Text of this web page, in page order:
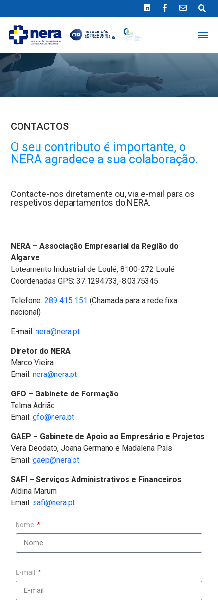
CONTACTOS
O seu contributo é importante, o
NERA agradece a sua colaboração.
Contacte-nos diretamente ou, via e-mail para os
respetivos departamentos do NERA.
NERA – Associação Empresarial da Região do
Algarve
Loteamento Industrial de Loulé, 8100-272 Loulé
Coordenadas GPS: 37.1294733,-8.0375345
Telefone: 289 415 151 (Chamada para a rede fixa
nacional)
E-mail: nera@nera.pt
Diretor do NERA
Marco Vieira
Email: nera@nera.pt
GFO – Gabinete de Formação
Telma Adrião
Email: gfo@nera.pt
GAEP – Gabinete de Apoio ao Empresário e Projetos
Vera Deodato, Joana Germano e Madalena Pais
Email: gaep@nera.pt
SAFI – Serviços Administrativos e Financeiros
Aldina Marum
Email: safi@nera.pt
Nome
E-mail